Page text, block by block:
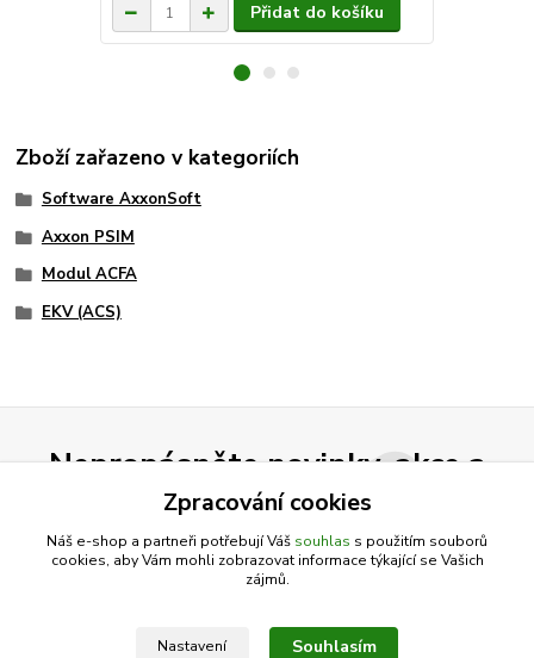
Přidat do košíku
Zboží zařazeno v kategoriích
Software AxxonSoft
Axxon PSIM
Modul ACFA
EKV (ACS)
Nepropásněte novinky, akce a
slevy!
zpracováním osobních údajůza účelem rozesílky newsletteru.
Zpracování cookies
Náš e-shop a partneři potřebují Váš souhlas s použitím souborů
cookies, aby Vám mohli zobrazovat informace týkající se Vašich
zájmů.
Nastavení Souhlasím